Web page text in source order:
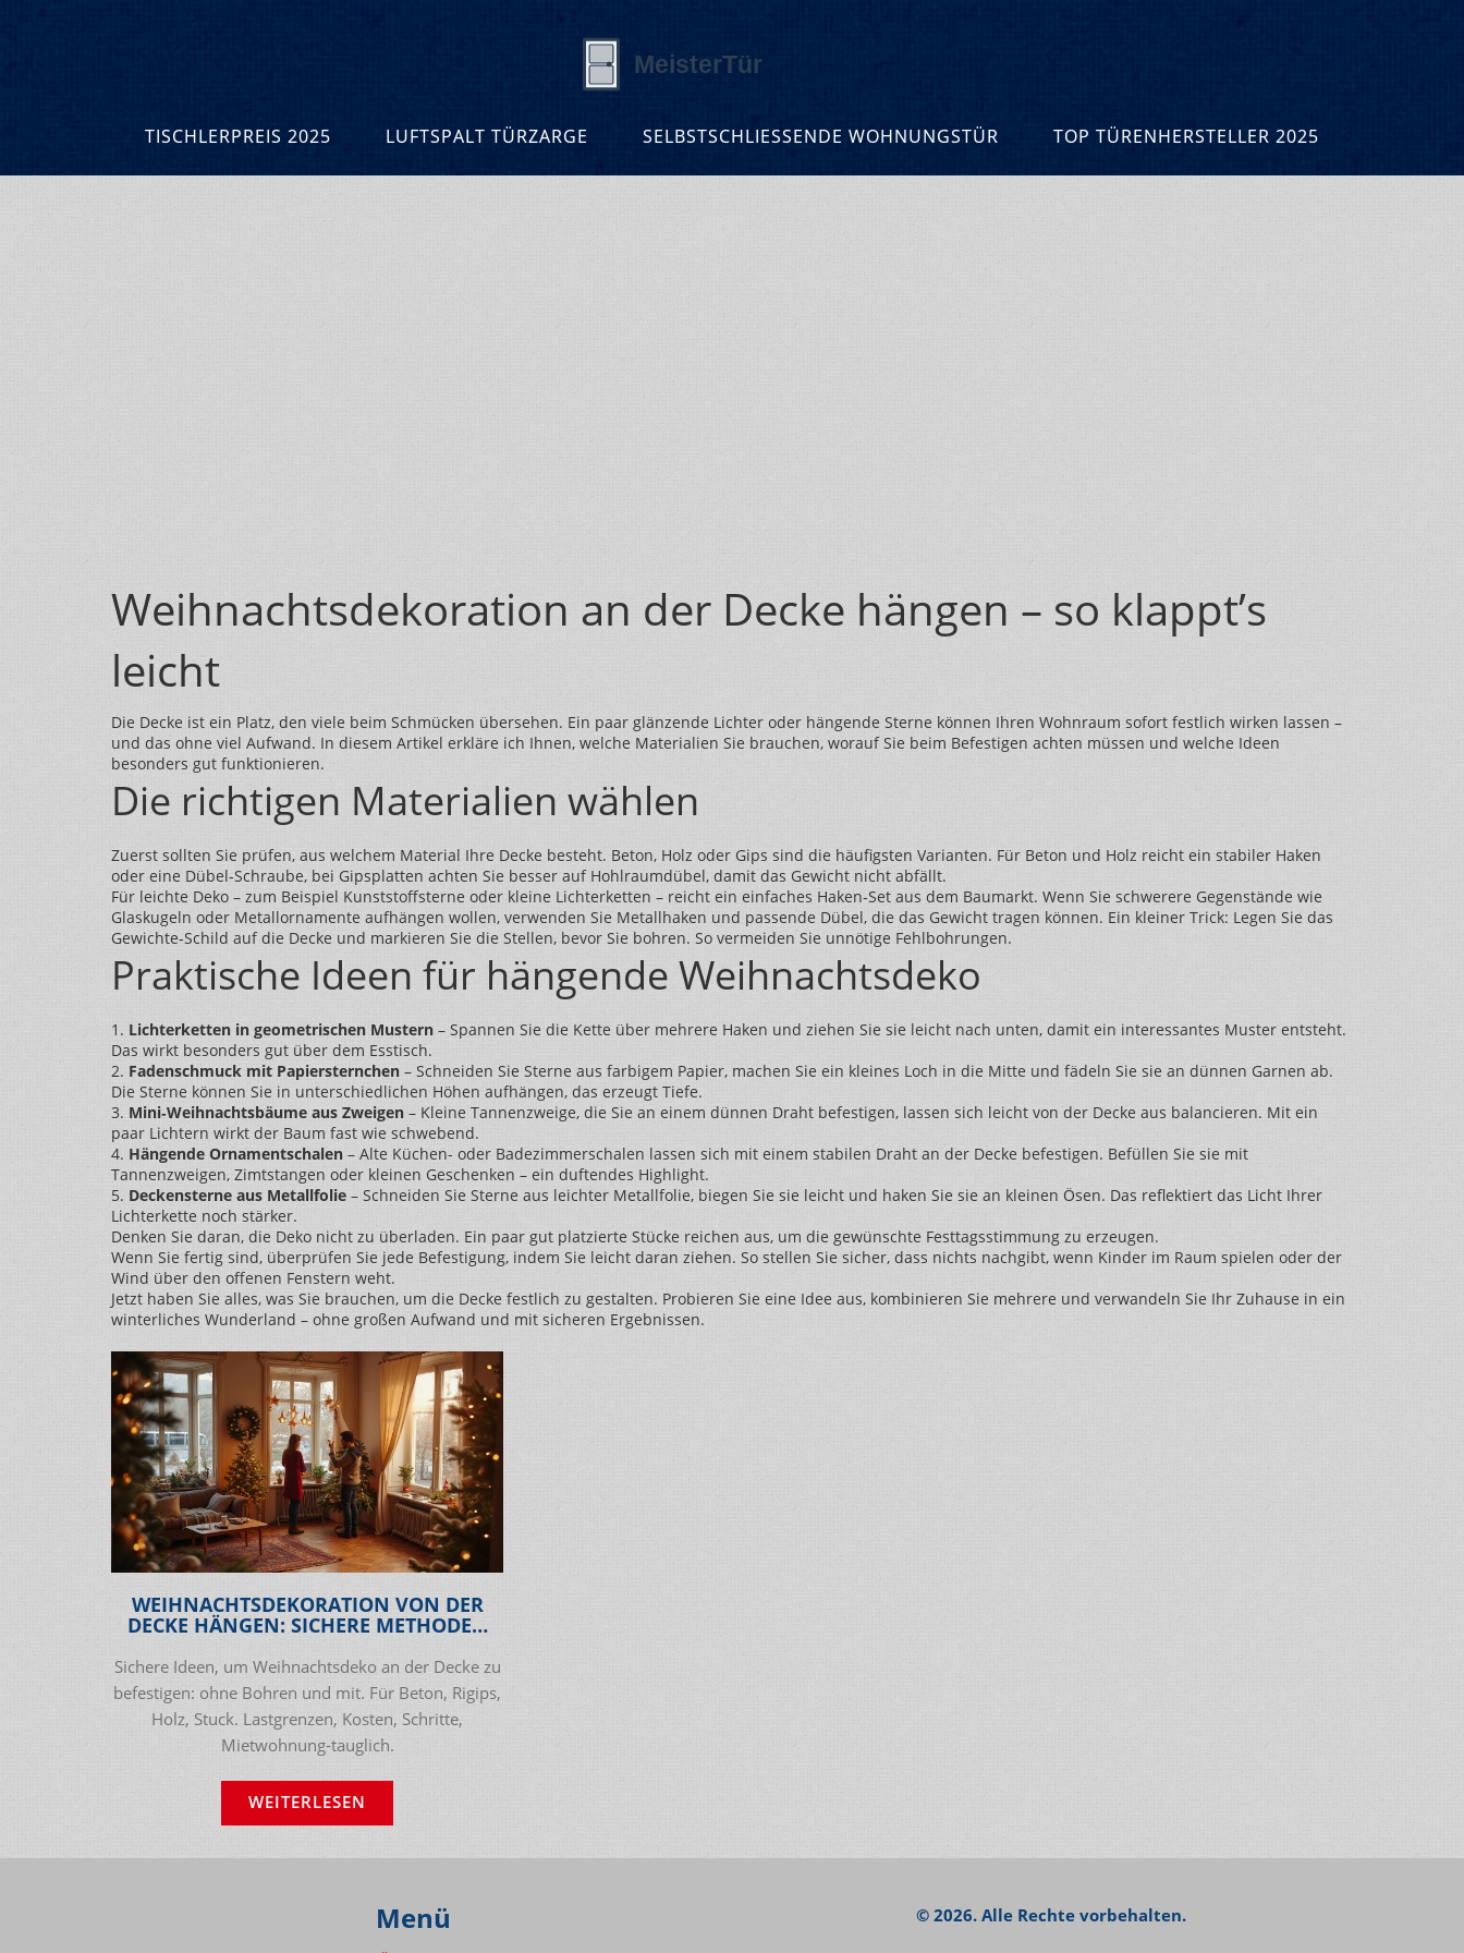
TISCHLERPREIS 2025 LUFTSPALT TÜRZARGE SELBSTSCHLIESSENDE WOHNUNGSTÜR TOP TÜRENHERSTELLER 2025
Weihnachtsdekoration an der Decke hängen – so klappt’s
leicht
Die Decke ist ein Platz, den viele beim Schmücken übersehen. Ein paar glänzende Lichter oder hängende Sterne können Ihren Wohnraum sofort festlich wirken lassen –
und das ohne viel Aufwand. In diesem Artikel erkläre ich Ihnen, welche Materialien Sie brauchen, worauf Sie beim Befestigen achten müssen und welche Ideen
besonders gut funktionieren.
Die richtigen Materialien wählen
Zuerst sollten Sie prüfen, aus welchem Material Ihre Decke besteht. Beton, Holz oder Gips sind die häufigsten Varianten. Für Beton und Holz reicht ein stabiler Haken
oder eine Dübel‑Schraube, bei Gipsplatten achten Sie besser auf Hohlraumdübel, damit das Gewicht nicht abfällt.
Für leichte Deko – zum Beispiel Kunststoffsterne oder kleine Lichterketten – reicht ein einfaches Haken‑Set aus dem Baumarkt. Wenn Sie schwerere Gegenstände wie
Glaskugeln oder Metallornamente aufhängen wollen, verwenden Sie Metallhaken und passende Dübel, die das Gewicht tragen können. Ein kleiner Trick: Legen Sie das
Gewichte‑Schild auf die Decke und markieren Sie die Stellen, bevor Sie bohren. So vermeiden Sie unnötige Fehlbohrungen.
Praktische Ideen für hängende Weihnachtsdeko
1. Lichterketten in geometrischen Mustern – Spannen Sie die Kette über mehrere Haken und ziehen Sie sie leicht nach unten, damit ein interessantes Muster entsteht.
Das wirkt besonders gut über dem Esstisch.
2. Fadenschmuck mit Papiersternchen – Schneiden Sie Sterne aus farbigem Papier, machen Sie ein kleines Loch in die Mitte und fädeln Sie sie an dünnen Garnen ab.
Die Sterne können Sie in unterschiedlichen Höhen aufhängen, das erzeugt Tiefe.
3. Mini‑Weihnachtsbäume aus Zweigen – Kleine Tannenzweige, die Sie an einem dünnen Draht befestigen, lassen sich leicht von der Decke aus balancieren. Mit ein
paar Lichtern wirkt der Baum fast wie schwebend.
4. Hängende Ornamentschalen – Alte Küchen- oder Badezimmerschalen lassen sich mit einem stabilen Draht an der Decke befestigen. Befüllen Sie sie mit
Tannenzweigen, Zimtstangen oder kleinen Geschenken – ein duftendes Highlight.
5. Deckensterne aus Metallfolie – Schneiden Sie Sterne aus leichter Metallfolie, biegen Sie sie leicht und haken Sie sie an kleinen Ösen. Das reflektiert das Licht Ihrer
Lichterkette noch stärker.
Denken Sie daran, die Deko nicht zu überladen. Ein paar gut platzierte Stücke reichen aus, um die gewünschte Festtagsstimmung zu erzeugen.
Wenn Sie fertig sind, überprüfen Sie jede Befestigung, indem Sie leicht daran ziehen. So stellen Sie sicher, dass nichts nachgibt, wenn Kinder im Raum spielen oder der
Wind über den offenen Fenstern weht.
Jetzt haben Sie alles, was Sie brauchen, um die Decke festlich zu gestalten. Probieren Sie eine Idee aus, kombinieren Sie mehrere und verwandeln Sie Ihr Zuhause in ein
winterliches Wunderland – ohne großen Aufwand und mit sicheren Ergebnissen.
WEIHNACHTSDEKORATION VON DER
DECKE HÄNGEN: SICHERE METHODEN
Sichere Ideen, um Weihnachtsdeko an der Decke zu
befestigen: ohne Bohren und mit. Für Beton, Rigips,
Holz, Stuck. Lastgrenzen, Kosten, Schritte,
Mietwohnung-tauglich.
WEITERLESEN
Menü © 2026. Alle Rechte vorbehalten.